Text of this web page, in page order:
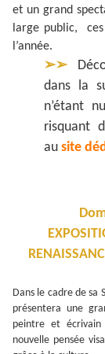
et un grand
large public,
l’année.
➢➢
dans la
n’étant
risquant
au site
Dans le cadre de sa
présentera une
peintre et
nouvelle pensée